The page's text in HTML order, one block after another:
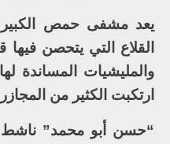
يعد مشفى حمص
القلاع التي يتحصن
والمليشيات المساندة
ارتكبت الكثير من
“حسن أبو محمد”